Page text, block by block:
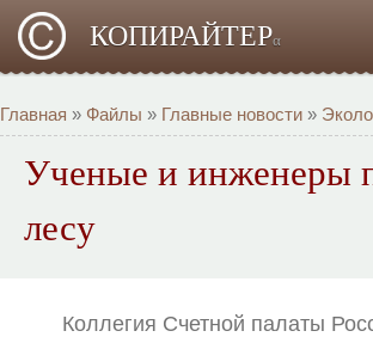
КОПИРАЙТЕРα
Главная » Файлы » Главные новости »
Ученые и инженеры
лесу
Коллегия Счетной палаты